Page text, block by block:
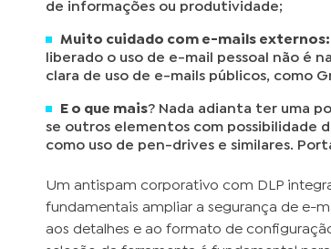
de informações ou produtividade;
Muito cuidado com e-mails externos:
liberado o uso de e-mail pessoal não é
clara de uso de e-mails públicos, como
E o que mais? Nada adianta ter uma
se outros elementos com possibilidade
como uso de pen-drives e similares.
Um antispam corporativo com DLP
fundamentais ampliar a segurança de e-
aos detalhes e ao formato de